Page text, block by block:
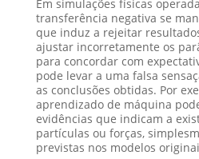
Em simulações físicas
transferência negativa se
que induz a rejeitar
ajustar incorretamente os
para concordar com
pode levar a uma falsa
as conclusões obtidas. Por
aprendizado de máquina
evidências que indicam a
partículas ou forças,
previstas nos modelos